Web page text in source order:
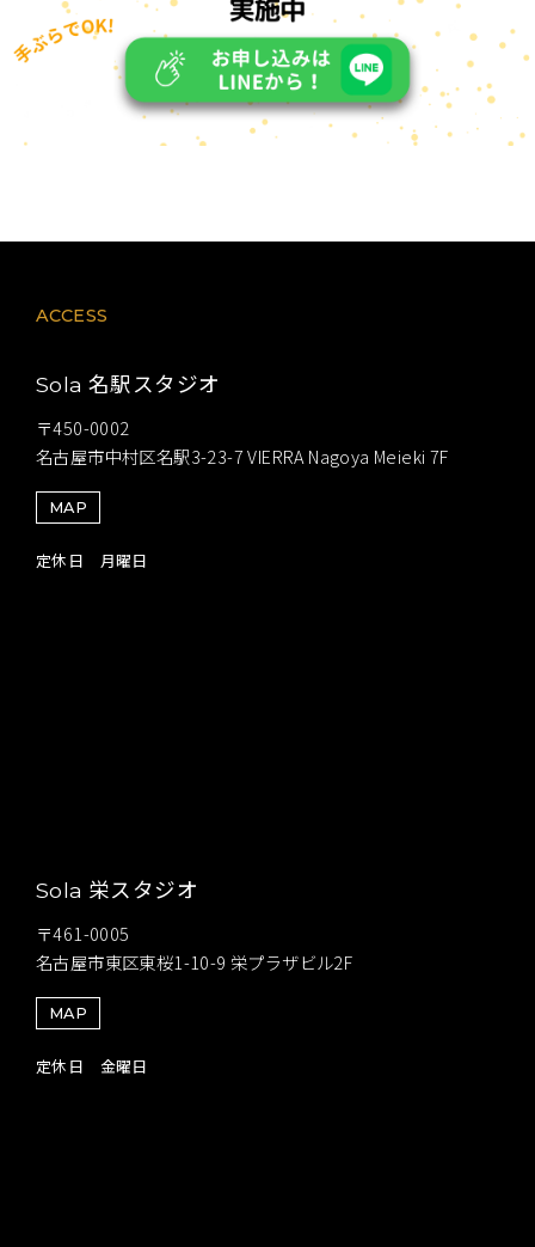
ACCESS
Sola 名駅スタジオ
〒450-0002
名古屋市中村区名駅3-23-7 VIERRA Nagoya Meieki 7F
MAP
定休日 月曜日
Sola 栄スタジオ
〒461-0005
名古屋市東区東桜1-10-9 栄プラザビル2F
MAP
定休日 金曜日